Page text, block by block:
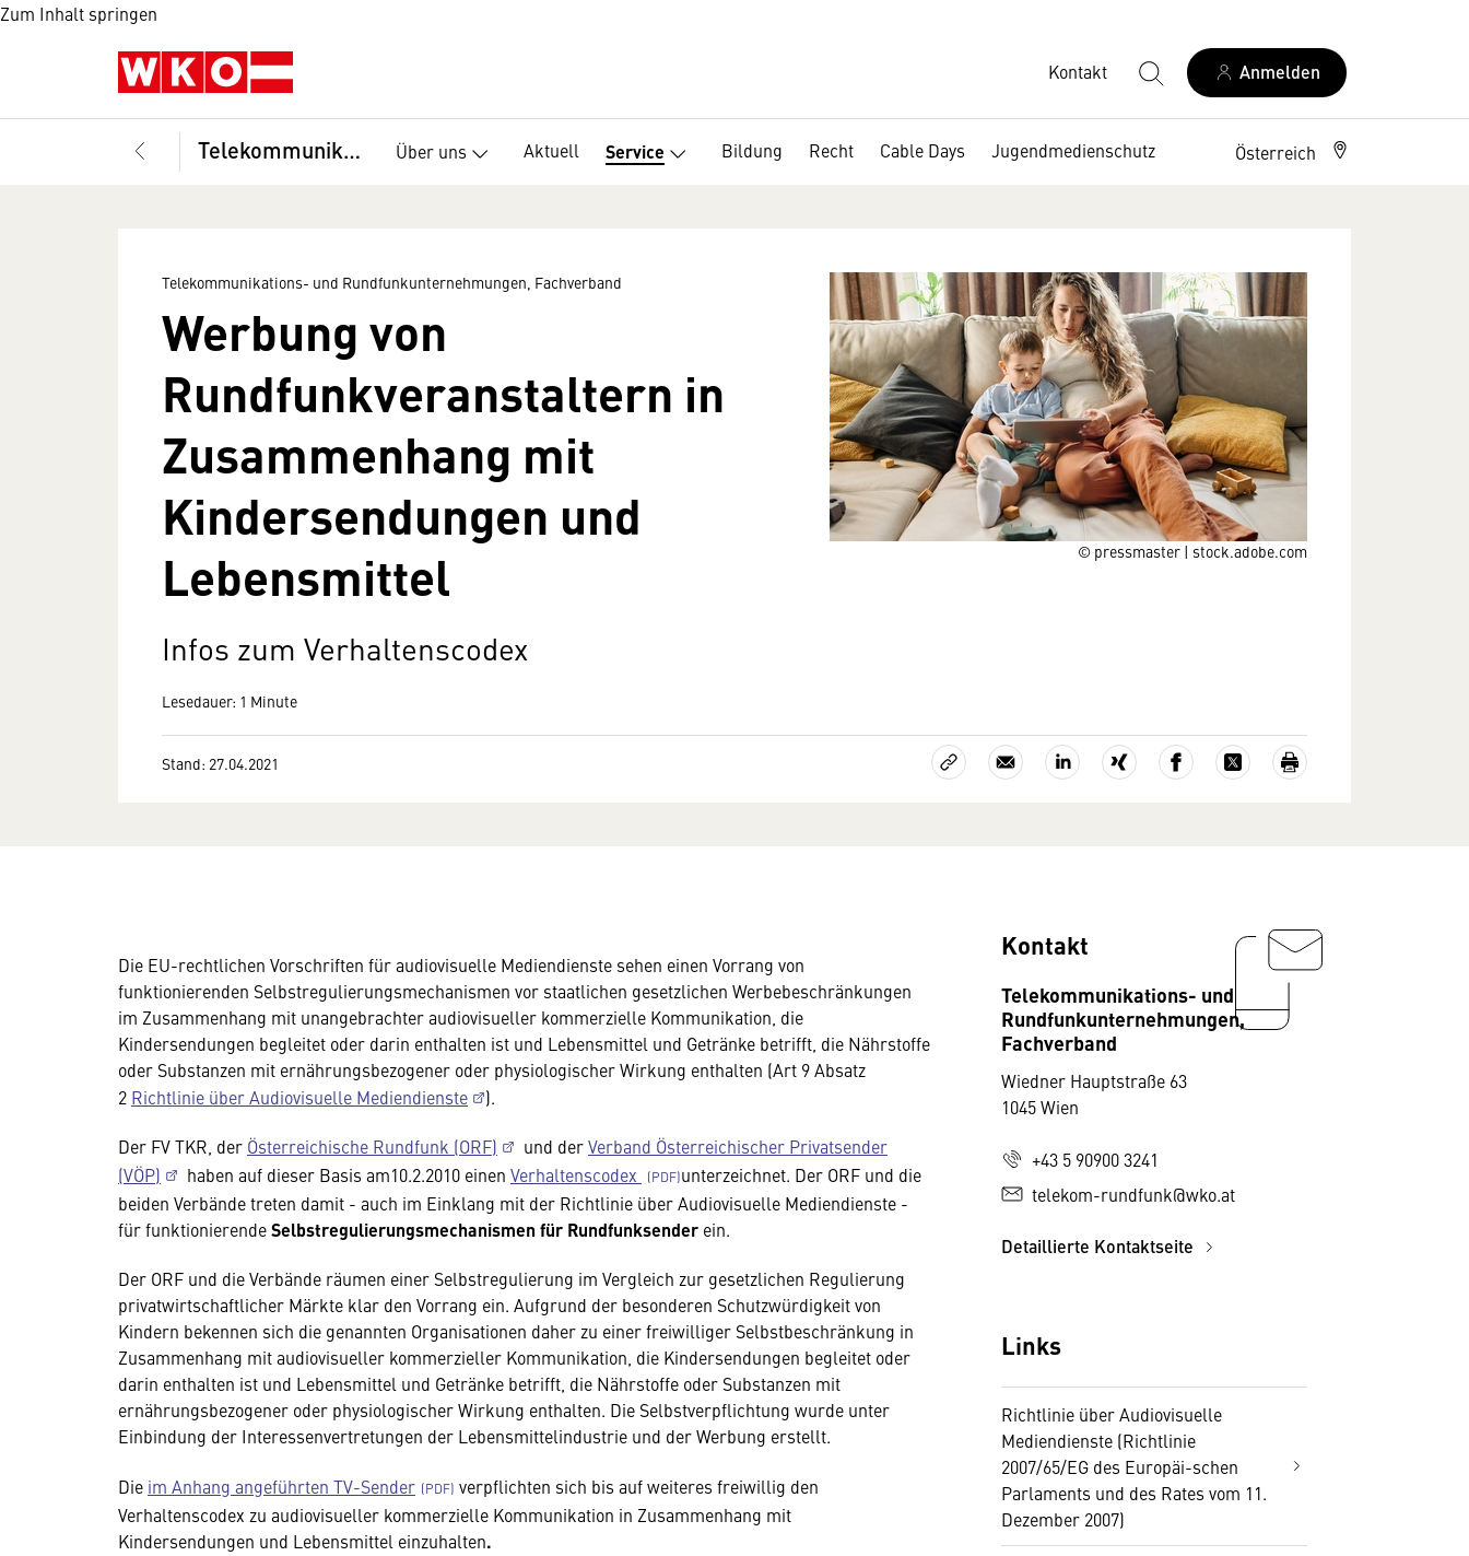
Zum Inhalt springen
Kontakt Anmelden
Telekommunikations- und Rundfunkunternehmungen, Fachverband Über uns Aktuell Service Bildung Recht Cable Days Jugendmedienschutz Österreich
© pressmaster | stock.adobe.com
Telekommunikations- und Rundfunkunternehmungen, Fachverband
Werbung von
Rundfunkveranstaltern in
Zusammenhang mit
Kindersendungen und
Lebensmittel
Infos zum Verhaltenscodex
Lesedauer: 1 Minute
Stand: 27.04.2021
Die EU-rechtlichen Vorschriften für audiovisuelle Medien­dienste sehen einen Vorrang von
funktionierenden Selbstregulierungsmechanismen vor staatlichen gesetzlichen Werbebeschränkungen
im Zusammenhang mit unangebrachter audiovisueller kommerzielle Kommunikation, die
Kindersendungen begleitet oder darin enthalten ist und Lebensmittel und Getränke betrifft, die Nährstoffe
oder Substanzen mit ernährungsbezogener oder physiologischer Wirkung enthalten (Art 9 Absatz
2 Richtlinie über Audiovisuelle Medien­dienste ).
Der FV TKR, der Österreichische Rundfunk (ORF) und derVerband Österreichischer Privatsender
(VÖP)
haben auf dieser Basis am10.2.2010 einen Verhaltenscodex
unterzeichnet. Der ORF und die
beiden Verbände treten damit - auch im Einklang mit der Richtlinie über Audiovisuelle Medien­dienste -
für funktionierendeSelbstregulierungsmechanismen für Rundfunksender ein.
Der ORF und die Verbände räumen einer Selbstregulierung im Ver­gleich zur gesetzlichen Regulierung
privatwirtschaftlicher Märkte klar den Vorrang ein. Auf­grund der besonderen Schutzwürdigkeit von
Kindern bekennen sich die genannten Organisationen daher zu einer freiwilliger Selbstbeschränkung in
Zusammenhang mit audiovisueller kommerzieller Kommunikation, die Kindersendungen begleitet oder
darin enthalten ist und Lebensmittel und Getränke betrifft, die Nährstoffe oder Substanzen mit
ernährungsbezogener oder physiologischer Wirkung enthalten. Die Selbstverpflichtung wurde unter
Einbindung der Interessenvertretungen der Lebensmittelindustrie und der Werbung erstellt.
Die im Anhang angeführten TV-Sender
verpflichten sich bis auf weiteres freiwillig den
Verhaltenscodex zu audiovisueller kommerzielle Kommunikation in Zusammenhang mit
Kindersendungen und Lebensmittel einzuhalten.
Kontakt
Telekommunikations- und
Rundfunkunternehmungen,
Fachverband
Wiedner Hauptstraße 63
1045 Wien
+43 5 90900 3241
telekom-rundfunk@wko.at
Detaillierte Kontaktseite
Links
Richtlinie über Audiovisuelle
Mediendienste (Richtlinie
2007/65/EG des Europäi-schen
Parlaments und des Rates vom 11.
Dezember 2007)